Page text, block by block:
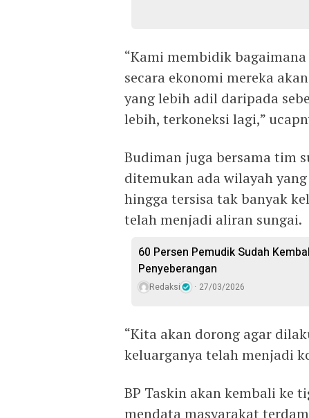
“Kami membidik
secara ekonomi mereka
yang lebih adil daripada
lebih, terkoneksi lagi,”
Budiman juga bersama tim
ditemukan ada wilayah
hingga tersisa tak banyak
telah menjadi aliran sungai.
60 Persen Pemudik Sudah
Penyeberangan
Redaksi 27/03/2026
“Kita akan dorong agar
keluarganya telah menjadi
BP Taskin akan kembali ke
mendata masyarakat